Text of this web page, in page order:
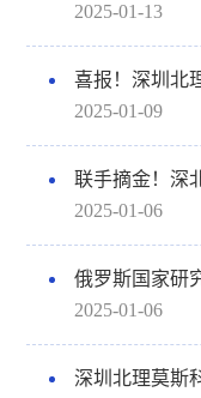
2025-01-13
2025-01-09
2025-01-06
俄罗斯国家研
2025-01-06